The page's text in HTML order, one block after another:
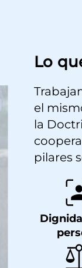
Lo
el
la
pilares